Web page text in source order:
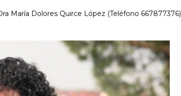
María Dolores Quirce López (Teléfono 667877376)